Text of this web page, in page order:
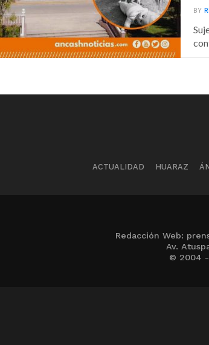
BY
ACTUALIDAD HUARAZ
Redacción Web:
Av.
© 2004 -